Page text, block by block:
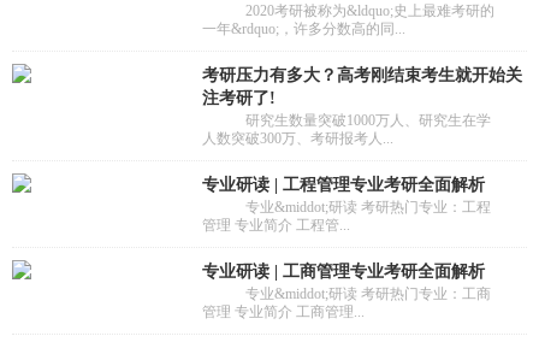
2020考研被称为&ldquo;史上最难考研的
一年&rdquo;，许多分数高的同...
考研压力有多大？高考刚结束考生就开始关
注考研了!
研究生数量突破1000万人、研究生在学
人数突破300万、考研报考人...
专业研读 | 工程管理专业考研全面解析
专业&middot;研读 考研热门专业：工程
管理 专业简介 工程管...
专业研读 | 工商管理专业考研全面解析
专业&middot;研读 考研热门专业：工商
管理 专业简介 工商管理...